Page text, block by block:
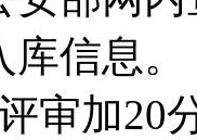
信息。
审加20